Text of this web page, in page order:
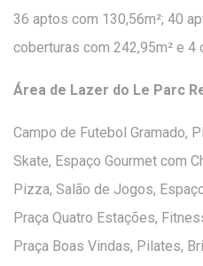
36 aptos com 130,56m²; 40
coberturas com 242,95m² e 4
Área de Lazer do Le Parc
Campo de Futebol Gramado,
Skate, Espaço Gourmet com
Pizza, Salão de Jogos,
Praça Quatro Estações,
Praça Boas Vindas, Pilates,